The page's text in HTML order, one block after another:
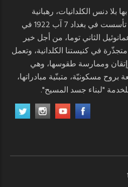
بلا دنس الكلدانيات، رهبانية
رسولية ذات حق بطريركي. تأسست في بغداد 7 آب 1922 في
الثاني توما، من أجل خير
في كنيستنا الكلدانية، وتعمل
وممارسة طقوسها، وهي
مسكونيّة، متبنّية مبادراتها،
"لبناء جسد المسيح".